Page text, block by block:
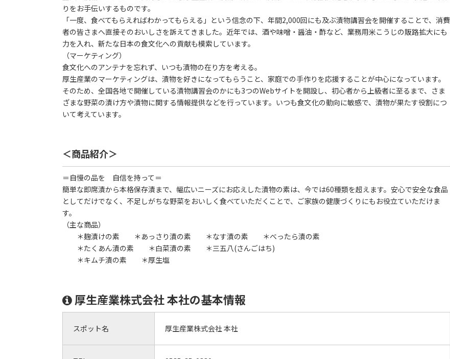
りをお手伝いするものです。
「一度、食べてもらえればわかってもらえる」という信念の下、年間2,000回にも及ぶ漬物講習会を開催することで、消費
者の皆さまへ直接そのおいしさを訴えてきました。近年では、酒や味噌・醤油・酢など、業務用米こうじの販路拡大にも
力を入れ、新たな日本の食文化への貢献も模索しています。
（マーケティング）
食文化へのアンテナを忘れず、いつも漬物の在り方を考える。
厚生産業のマーケティングは、漬物を好きになってもらうこと、家庭での手作りを応援することが中心になっています。
そのため、全国各地で開催している漬物講習会のかにも3つのWebサイトを開設し、初心者から上級者に至るまで、さま
ざまな野菜の漬け方や漬物に関する情報提供などを行っています。いつも食文化の動向に敏感で、漬物が果たす役割につ
いて考えています。
＜商品紹介＞
＝自慢の品を 自信を持って＝
簡単な即席漬から本格保存漬まで、幅広いニーズにお応えした漬物の素は、今では60種類を超えます。安心で安全な食品
としてだけでなく、不足しがちな野菜をおいしく食べていただくことで、ご家族の健康づくりにもお役立ていただけま
す。
（主な商品）
＊麹漬けの素 ＊あっさり漬の素 ＊なす漬の素 ＊べったら漬の素
＊たくあん漬の素 ＊白菜漬の素 ＊三五八(さんごはち)
＊キムチ漬の素 ＊厚生塩
厚生産業株式会社 本社の基本情報
スポット名 厚生産業株式会社 本社